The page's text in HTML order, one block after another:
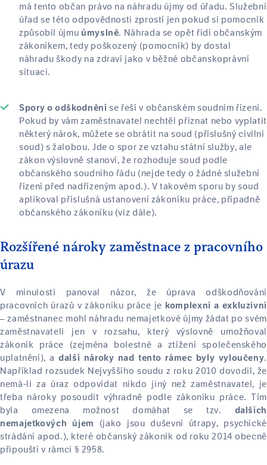
má tento občan právo na náhradu újmy od úřadu. Služební
úřad se této odpovědnosti zprostí jen pokud si pomocník
způsobil újmu úmyslně. Náhrada se opět řídí občanským
zákoníkem, tedy poškozený (pomocník) by dostal
náhradu škody na zdraví jako v běžné občanskoprávní
situaci.
Spory o odškodnění se řeší v občanském soudním řízení.
Pokud by vám zaměstnavatel nechtěl přiznat nebo vyplatit
některý nárok, můžete se obrátit na soud (příslušný civilní
soud) s žalobou. Jde o spor ze vztahu státní služby, ale
zákon výslovně stanoví, že rozhoduje soud podle
občanského soudního řádu (nejde tedy o žádné služební
řízení před nadřízeným apod.). V takovém sporu by soud
aplikoval příslušná ustanovení zákoníku práce, případně
občanského zákoníku (viz dále).
Rozšířené nároky zaměstnace z pracovního
úrazu
V minulosti panoval názor, že úprava odškodňování
pracovních úrazů v zákoníku práce je komplexní a exkluzivní
– zaměstnanec mohl náhradu nemajetkové újmy žádat po svém
zaměstnavateli jen v rozsahu, který výslovně umožňoval
zákoník práce (zejména bolestné a ztížení společenského
uplatnění), adalší nároky nad tento rámec byly vyloučeny.
Například rozsudek Nejvyššího soudu z roku 2010 dovodil, že
nemá-li za úraz odpovídat nikdo jiný než zaměstnavatel, je
třeba nároky posoudit výhradně podle zákoníku práce. Tím
byla omezena možnost domáhat se tzv. dalších
nemajetkových újem
(jako jsou duševní útrapy, psychické
strádání apod.), které občanský zákoník od roku 2014 obecně
připouští v rámci § 2958.